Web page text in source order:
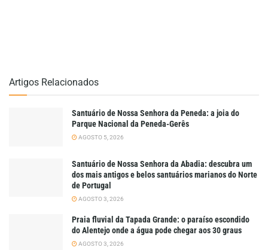
Artigos Relacionados
Santuário de Nossa Senhora da Peneda: a joia do
Parque Nacional da Peneda-Gerês
AGOSTO 5, 2026
Santuário de Nossa Senhora da Abadia: descubra um
dos mais antigos e belos santuários marianos do Norte
de Portugal
AGOSTO 3, 2026
Praia fluvial da Tapada Grande: o paraíso escondido
do Alentejo onde a água pode chegar aos 30 graus
AGOSTO 3, 2026